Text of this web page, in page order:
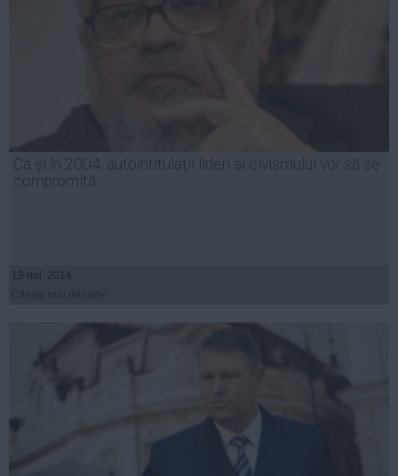
Ca şi în 2004, autointitulaţii lideri ai civismului vor să se
compromită
19 noi, 2014